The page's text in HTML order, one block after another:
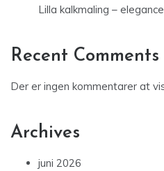
Lilla kalkmaling –
Recent Comments
Der er ingen kommentarer at
Archives
juni 2026